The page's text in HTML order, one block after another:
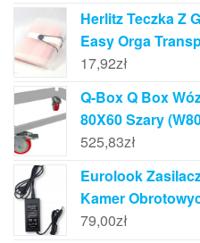
Herlitz Teczka Z
Easy Orga
17,92zł
Q-Box Q Box
80X60 Szary
525,83zł
Eurolook
Kamer
79,00zł